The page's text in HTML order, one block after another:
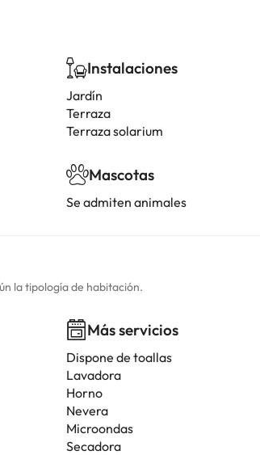
Instalaciones
Jardín
Terraza
Terraza solarium
Mascotas
Se admiten animales
la tipología de habitación.
Más servicios
Dispone de toallas
Lavadora
Horno
Nevera
Microondas
Secadora